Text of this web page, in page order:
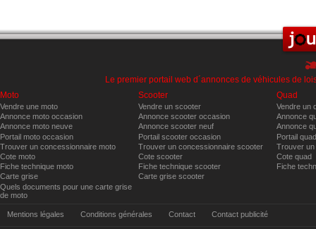
Le premier portail web d´annonces de véhicules de
Moto
Vendre une moto
Annonce moto occasion
Annonce moto neuve
Portail moto occasion
Trouver un concessionnaire moto
Cote moto
Fiche technique moto
Carte grise
Quels documents pour une carte grise
de moto
Scooter
Vendre un scooter
Annonce scooter occasion
Annonce scooter neuf
Portail scooter occasion
Trouver un concessionnaire scooter
Cote scooter
Fiche technique scooter
Carte grise scooter
Quad
Vendre un
Annonce
Annonce
Portail
Trouver
Cote quad
Fiche
Mentions légales Conditions générales Contact Contact publicité